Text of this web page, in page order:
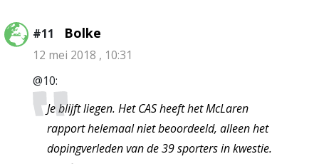
#11 Bolke
12 mei 2018 , 10:31
@10:
Je blijft liegen. Het CAS heeft het McLaren
rapport helemaal niet beoordeeld, alleen het
dopingverleden van de 39 sporters in kwestie.